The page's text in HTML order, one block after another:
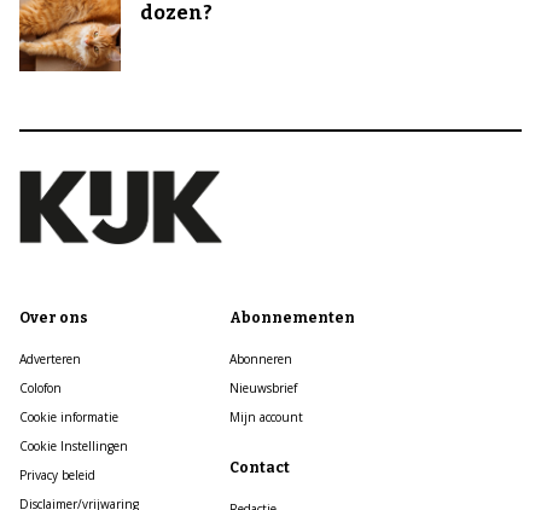
dozen?
Over ons
Adverteren
Colofon
Cookie informatie
Cookie Instellingen
Privacy beleid
Disclaimer/vrijwaring
Abonnementen
Abonneren
Nieuwsbrief
Mijn account
Contact